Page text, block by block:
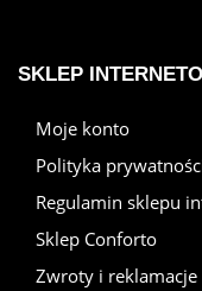
SKLEP
Moje konto
Polityka
Regulamin sklepu
Sklep Conforto
Zwroty i reklamacje